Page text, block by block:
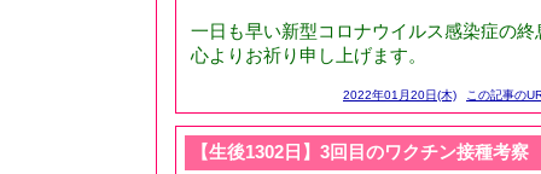
一日も早い新型コロナウイルス感染症の
心よりお祈り申し上げます。
2022年01月20日(木) この記事の
【生後1302日】3回目のワクチン接種考察